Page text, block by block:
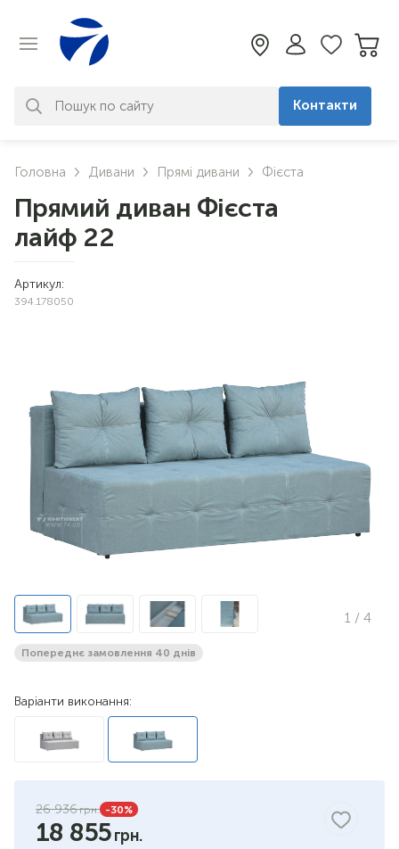
знайдено. Уточніть свій запит
Контакти
Головна Дивани Прямі дивани Фієста
Прямий диван Фієста
лайф 22
Артикул:
394.178050
1 / 4
Попереднє замовлення 40 днів
Варіанти виконання:
26 936 -30%
18 855